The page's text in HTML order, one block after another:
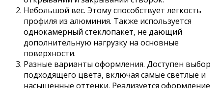
Небольшой вес. Этому способствует легкость
профиля из алюминия. Также используется
однокамерный стеклопакет, не дающий
дополнительную нагрузку на основные
поверхности.
Разные варианты оформления. Доступен выбор
подходящего цвета, включая самые светлые и
насыщенные оттенки. Реализуется оформление